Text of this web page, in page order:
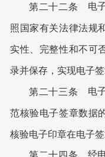
第二十二条 电子
照国家有关法律法规
实性、完整性和不可
录并保存，实现电子
第二十三条 电
范核验电子签章数据
核验电子印章在电子签
经